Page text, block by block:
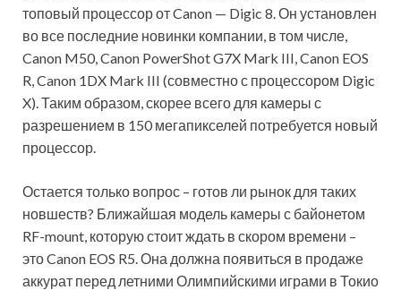
топовый процессор от Canon — Digic 8. Он установлен
во все последние новинки компании, в том числе,
Canon M50, Canon PowerShot G7X Mark III, Canon EOS
R, Canon 1DX Mark III (совместно с процессором Digic
X). Таким образом, скорее всего для камеры с
разрешением в 150 мегапикселей потребуется новый
процессор.
Остается только вопрос – готов ли рынок для таких
новшеств? Ближайшая модель камеры с байонетом
RF-mount, которую стоит ждать в скором времени –
это Canon EOS R5. Она должна появиться в продаже
аккурат перед летними Олимпийскими играми в Токио